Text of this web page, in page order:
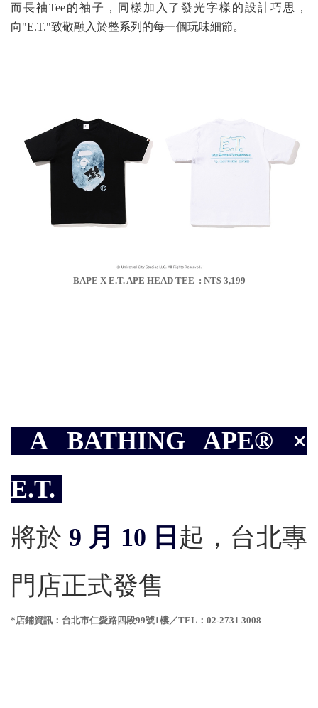
而長袖Tee的袖子，同樣加入了發光字樣的設計巧思，
向"E.T."致敬融入於整系列的每一個玩味細節。
BAPE X E.T. APE HEAD TEE : NT$ 3,199
A BATHING APE®︎ ×
E.T.
將於 9 月 10 日 起，台北專
門店正式發售
*店鋪資訊：台北市仁愛路四段99號1樓／TEL：02-2731 3008